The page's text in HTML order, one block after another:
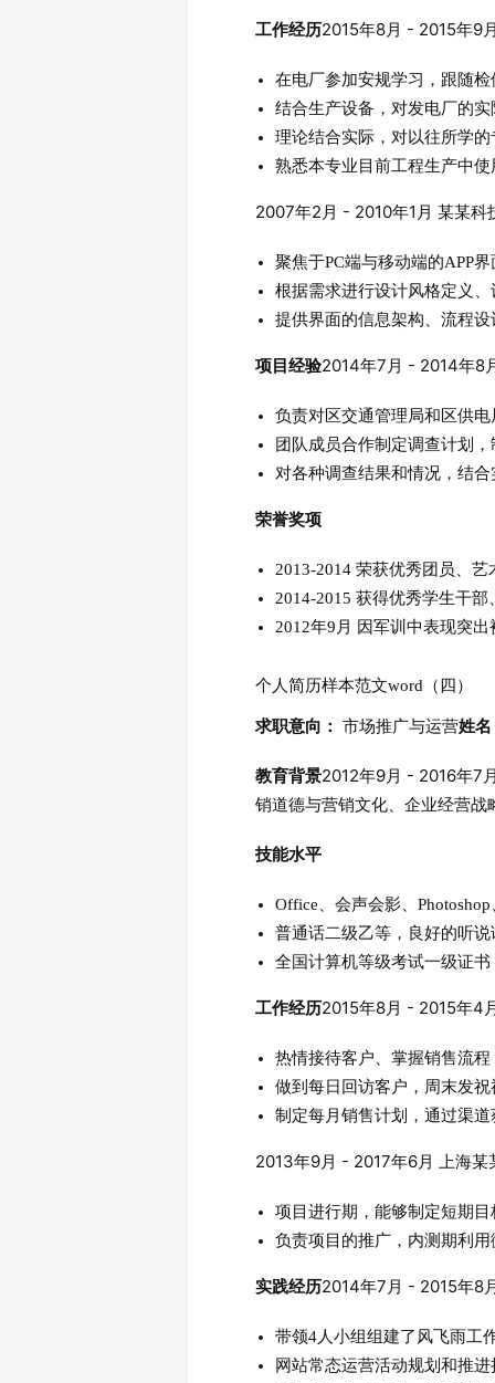
工作经历2015年8月 - 2015年9
在电厂参加安规学习，跟随
结合生产设备，对发电厂的
理论结合实际，对以往所学
熟悉本专业目前工程生产中
2007年2月 - 2010年1月 某某科
聚焦于PC端与移动端的APP
根据需求进行设计风格定义
提供界面的信息架构、流程
项目经验2014年7月 - 2014年8
负责对区交通管理局和区供
团队成员合作制定调查计划
对各种调查结果和情况，结
荣誉奖项
2013-2014 荣获优秀团员、艺
2014-2015 获得优秀学生干
2012年9月 因军训中表现突
个人简历样本范文word（四）
求职意向： 市场推广与运营姓名
教育背景2012年9月 - 2016年7
销道德与营销文化、企业经营战
技能水平
Office、会声会影、Photoshop
普通话二级乙等，良好的听说
全国计算机等级考试一级证
工作经历2015年8月 - 2015年4
热情接待客户、掌握销售流
做到每日回访客户，周末发
制定每月销售计划，通过渠
2013年9月 - 2017年6月 上海某
项目进行期，能够制定短期
负责项目的推广，内测期利
实践经历2014年7月 - 2015年8
带领4人小组组建了风飞雨工
网站常态运营活动规划和推